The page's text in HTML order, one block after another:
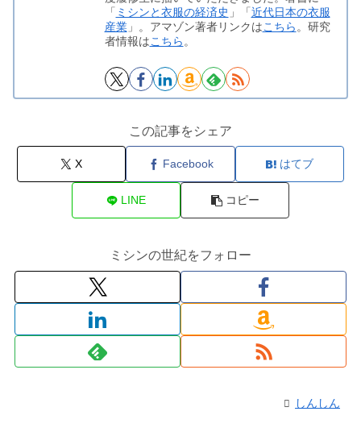
「 ミシンと衣服の経済史 」「近代日本の衣服
産業」。アマゾン著者リンクはこちら 。研究
者情報はこちら 。
この記事をシェア
X Facebook はてブ
LINE コピー
ミシンの世紀をフォロー
しんしん